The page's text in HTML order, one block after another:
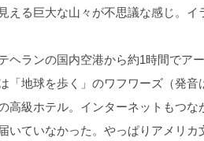
える巨大な山々が不思議な感じ。
ヘランの国内空港から約1時間でア
「地球を歩く」のワフワーズ（発
高級ホテル。インターネットもつな
いていなかった。やっぱりアメリ